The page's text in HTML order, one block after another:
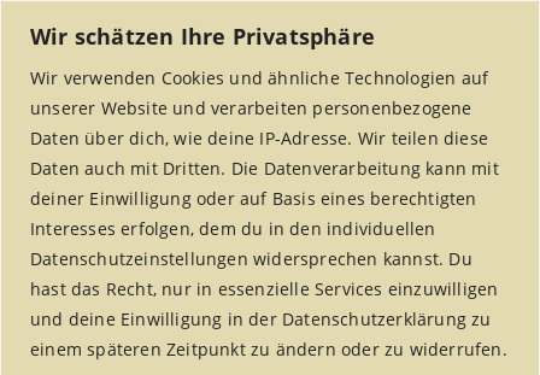
Wir schätzen Ihre Privatsphäre
Wir verwenden Cookies und ähnliche Technologien auf
unserer Website und verarbeiten personenbezogene
Daten über dich, wie deine IP-Adresse. Wir teilen diese
Daten auch mit Dritten. Die Datenverarbeitung kann mit
deiner Einwilligung oder auf Basis eines berechtigten
Interesses erfolgen, dem du in den individuellen
Datenschutzeinstellungen widersprechen kannst. Du
hast das Recht, nur in essenzielle Services einzuwilligen
und deine Einwilligung in der Datenschutzerklärung zu
einem späteren Zeitpunkt zu ändern oder zu widerrufen.